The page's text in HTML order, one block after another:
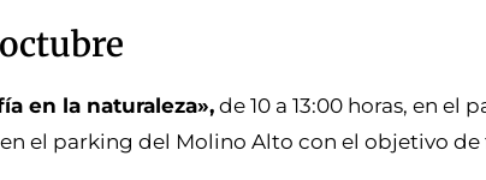
en la naturaleza», de 10 a 13:00 horas, en el
el parking del Molino Alto con el objetivo